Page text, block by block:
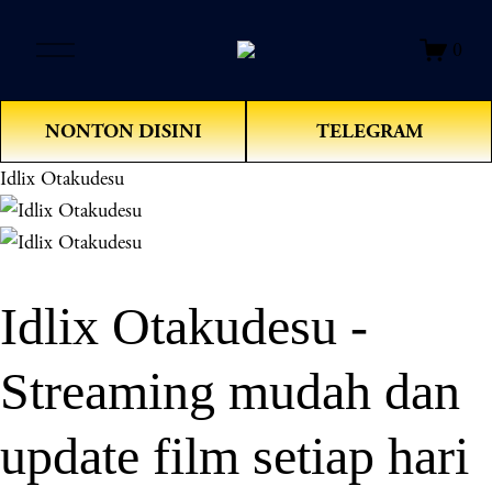
e
n
M
e
u
0
NONTON DISINI TELEGRAM
Idlix Otakudesu
Idlix Otakudesu -
Streaming mudah dan
update film setiap hari